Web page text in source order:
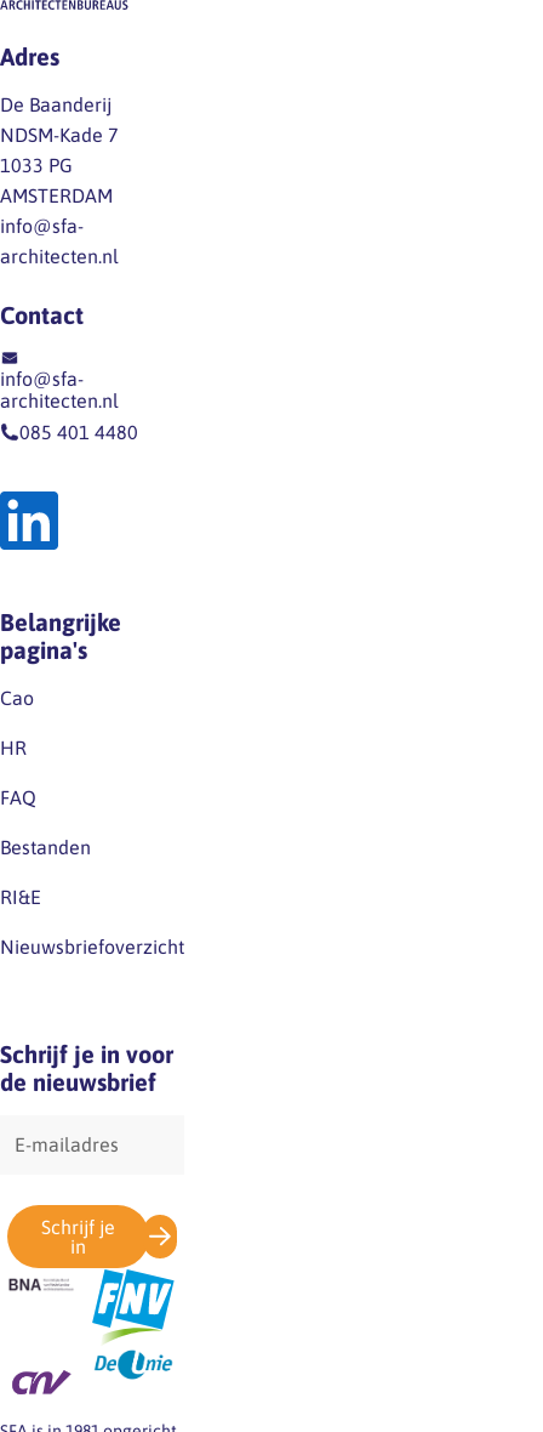
Adres
De Baanderij
NDSM-Kade 7
1033 PG
AMSTERDAM
info@sfa-
architecten.nl
Contact
info@sfa-
architecten.nl
085 401 4480
Belangrijke
pagina's
Cao
HR
FAQ
Bestanden
RI&E
Nieuwsbriefoverzicht
Schrijf je in voor
de nieuwsbrief
mailadres
Schrijf je
in